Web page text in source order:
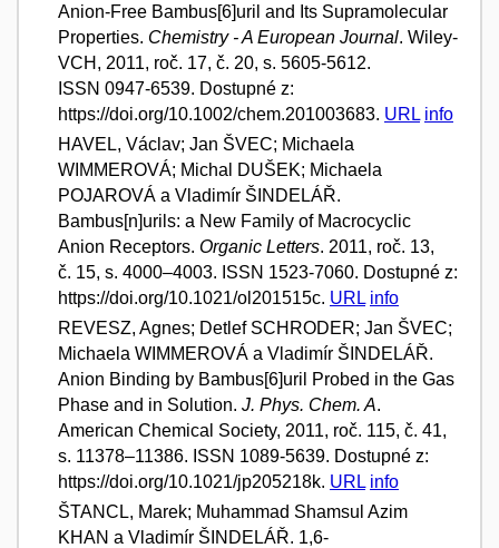
Anion-Free Bambus[6]uril and Its Supramolecular
Properties. Chemistry - A European Journal. Wiley-
VCH, 2011, roč. 17, č. 20, s. 5605-5612.
ISSN 0947-6539. Dostupné z:
https://doi.org/10.1002/chem.201003683. URL info
HAVEL, Václav; Jan ŠVEC; Michaela
WIMMEROVÁ; Michal DUŠEK; Michaela
POJAROVÁ a Vladimír ŠINDELÁŘ.
Bambus[n]urils: a New Family of Macrocyclic
Anion Receptors. Organic Letters. 2011, roč. 13,
č. 15, s. 4000–4003. ISSN 1523-7060. Dostupné z:
https://doi.org/10.1021/ol201515c. URL info
REVESZ, Agnes; Detlef SCHRODER; Jan ŠVEC;
Michaela WIMMEROVÁ a Vladimír ŠINDELÁŘ.
Anion Binding by Bambus[6]uril Probed in the Gas
Phase and in Solution. J. Phys. Chem. A.
American Chemical Society, 2011, roč. 115, č. 41,
s. 11378–11386. ISSN 1089-5639. Dostupné z:
https://doi.org/10.1021/jp205218k. URL info
ŠTANCL, Marek; Muhammad Shamsul Azim
KHAN a Vladimír ŠINDELÁŘ. 1,6-